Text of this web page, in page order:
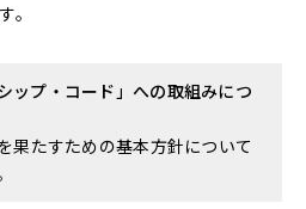
。
ップ・コード」への取組みにつ
果たすための基本方針について